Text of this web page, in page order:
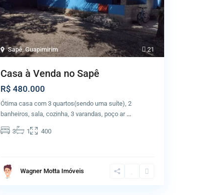
21
Sapê,Guapimirim
Casa à Venda no Sapê
R$ 480.000
Ótima casa com 3 quartos(sendo uma suíte), 2
banheiros, sala, cozinha, 3 varandas, poço ar ...
3 1 400
Wagner Motta Imóveis